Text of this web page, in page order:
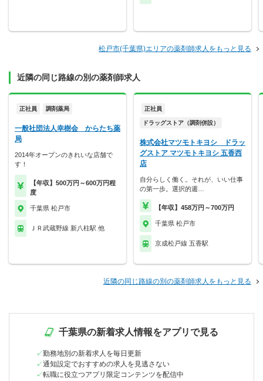
松戸市(千葉県)エリアの薬剤師求人をもっと見る
近隣の同じ路線の別の薬剤師求人
正社員 調剤薬局
一般社団法人幸樹会 からたち薬
局
2014年オープンのきれいな店舗で
す！
【年収】500万円～600万円程
度
千葉県 松戸市
ＪＲ武蔵野線 新八柱駅 他
正社員
ドラッグストア（調剤併設）
株式会社マツモトキヨシ ドラッ
グストア マツモトキヨシ 五香西
店
自分らしく働く。それが、いい仕事
の第一歩。選択的週…
【年収】458万円～700万円
千葉県 松戸市
京成松戸線 五香駅
近隣の同じ路線の別の薬剤師求人をもっと見る
千葉県の新着求人情報をアプリで見る
勤務地別の新着求人を毎日更新
通知設定でおすすめの求人を見逃さない
転職に役立つアプリ限定コンテンツを配信中